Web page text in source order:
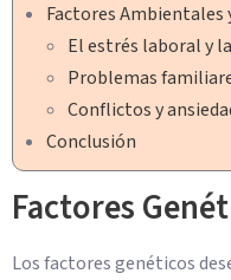
Factores Ambientales
El estrés laboral y
Problemas
Conflictos y
Conclusión
Factores
Los factores genéticos